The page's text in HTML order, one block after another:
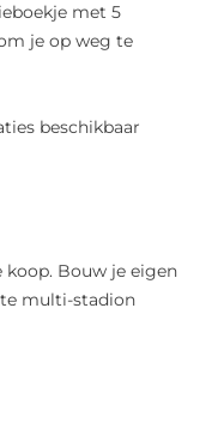
met 5
je op weg te
beschikbaar
koop. Bouw je eigen
multi-stadion